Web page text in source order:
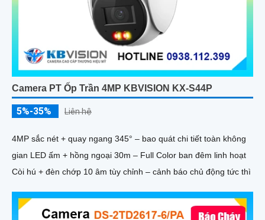
Camera PT Ốp Trần 4MP KBVISION KX-S44P
5%-35% Liên hệ
4MP sắc nét + quay ngang 345° – bao quát chi tiết toàn không
gian LED ấm + hồng ngoại 30m – Full Color ban đêm linh hoạt
Còi hú + đèn chớp 10 âm tùy chỉnh – cảnh báo chủ động tức thì